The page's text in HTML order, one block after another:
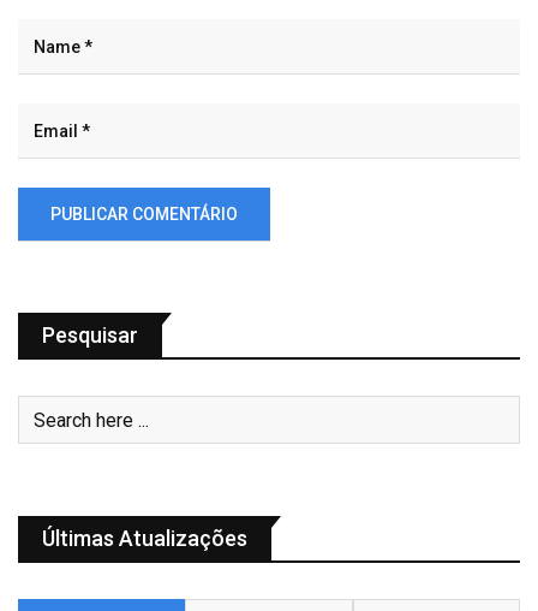
Pesquisar
Últimas Atualizações